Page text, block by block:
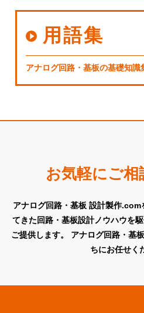
用語集
アナログ回路・基板の基礎知識
お気軽にご
アナログ回路・基板 設計製作.com
てきた回路・基板設計ノウハウを
ご提供します。
アナログ回路・基
ちにお任せく